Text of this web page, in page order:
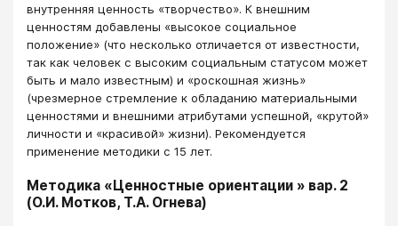
внутренняя ценность «творчество». К внешним
ценностям добавлены «высокое социальное
положение» (что несколько отличается от известности,
так как человек с высоким социальным статусом может
быть и мало известным) и «роскошная жизнь»
(чрезмерное стремление к обладанию материальными
ценностями и внешними атрибутами успешной, «крутой»
личности и «красивой» жизни). Рекомендуется
применение методики с 15 лет.
Методика «Ценностные ориентации » вар. 2
(О.И. Мотков, Т.А. Огнева)